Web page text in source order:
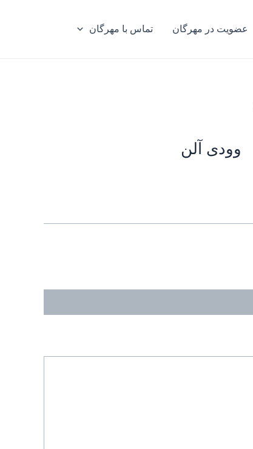
عضویت در مهرگان تماس با مهرگان
وودی آلن